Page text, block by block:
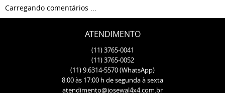
Carregando comentários ...
ATENDIMENTO
(11)3765-0041
(11)3765-0052
(11)9.6314-5570(WhatsApp)
8:00 às 17:00 h de segunda à sexta
atendimento@josewal4x4.com.br